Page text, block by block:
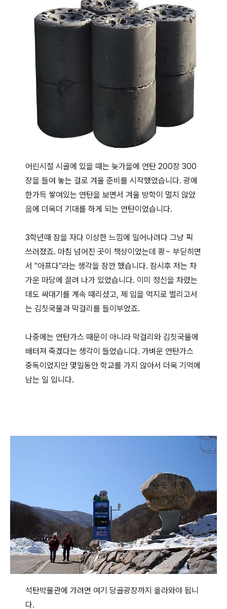
어린시절 시골에 있을 때는 늦가을에 연탄 200장 300
장을 들여 놓는 걸로 겨울 준비를 시작했었습니다. 광에
한가득 쌓여있는 연탄을 보면서 겨울 방학이 멀지 않았
음에 더욱더 기대를 하게 되는 연탄이었습니다.
3학년때 잠을 자다 이상한 느낌에 일어나려다 그냥 픽
쓰러졌죠. 마침 넘어진 곳이 책상이었는데 쾅~ 부딛히면
서 "아프다"라는 생각을 잠깐 했습니다. 잠시후 저는 차
가운 마당에 끌려 나가 있었습니다. 이미 정신을 차렸는
데도 싸대기를 계속 때리셨고, 제 입을 억지로 벌리고서
는 김칫국물과 막걸리를 들이부었죠.
나중에는 연탄가스 때문이 아니라 막걸리와 김칫국물에
배터져 죽겠다는 생각이 들었습니다. 가벼운 연탄가스
중독이었지만 몇일동안 학교를 가지 않아서 더욱 기억에
남는 일 입니다.
석탄박물관에 가려면 여기 당골광장까지 올라와야 됩니
다.